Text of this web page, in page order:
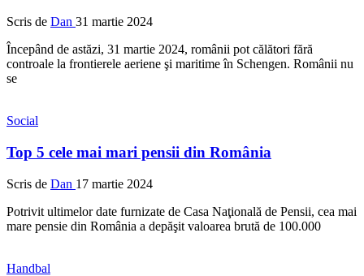
Scris de Dan 31 martie 2024
Începând de astăzi, 31 martie 2024, românii pot călători fără
controale la frontierele aeriene şi maritime în Schengen. Românii nu
se
Social
Top 5 cele mai mari pensii din România
Scris de Dan 17 martie 2024
Potrivit ultimelor date furnizate de Casa Naţională de Pensii, cea mai
mare pensie din România a depăşit valoarea brută de 100.000
Handbal